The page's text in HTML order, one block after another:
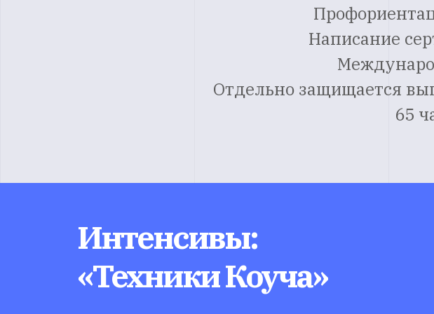
Написание
Отдельно защищается
65
Интенсивы:
«Техники Коуча»